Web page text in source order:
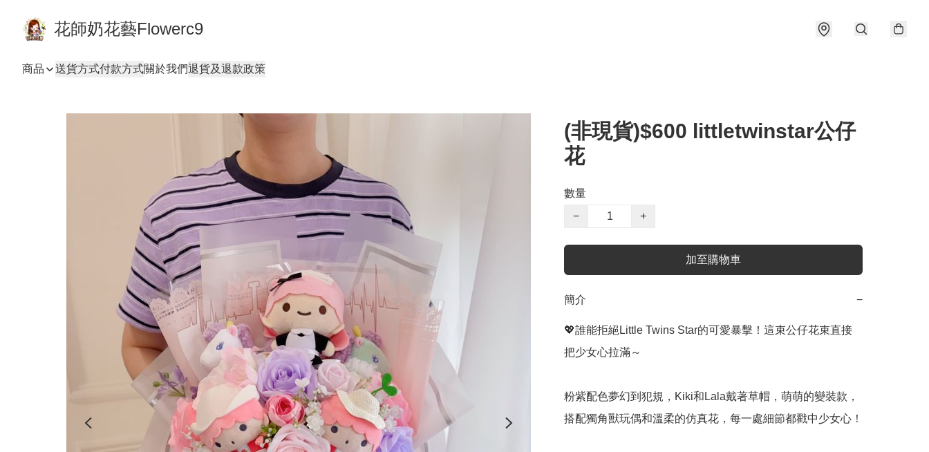
花師奶花藝Flowerc9
商品 送貨方式付款方式關於我們退貨及退款政策
(非現貨)$600 littletwinstar公仔
花
數量
−
+
加至購物車
簡介 −
💖誰能拒絕Little Twins Star的可愛暴擊！這束公仔花束直接
把少女心拉滿～
粉紫配色夢幻到犯規，Kiki和Lala戴著草帽，萌萌的變裝款，
搭配獨角獸玩偶和溫柔的仿真花，每一處細節都戳中少女心！